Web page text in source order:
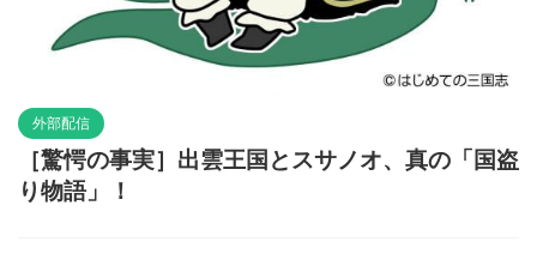
外部配信
［驚愕の事実］出雲王国とスサノオ、真の「国盗
り物語」！